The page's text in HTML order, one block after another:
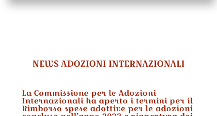
NEWS ADOZIONI INTERNAZIONALI
La Commissione per le Adozioni
Internazionali ha aperto i termini per il
Rimborso spese adottive per le adozioni